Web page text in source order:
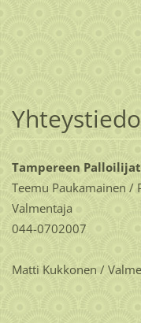
Tampereen
Teemu Paukamainen /
Valmentaja
044-0702007
Matti Kukkonen /